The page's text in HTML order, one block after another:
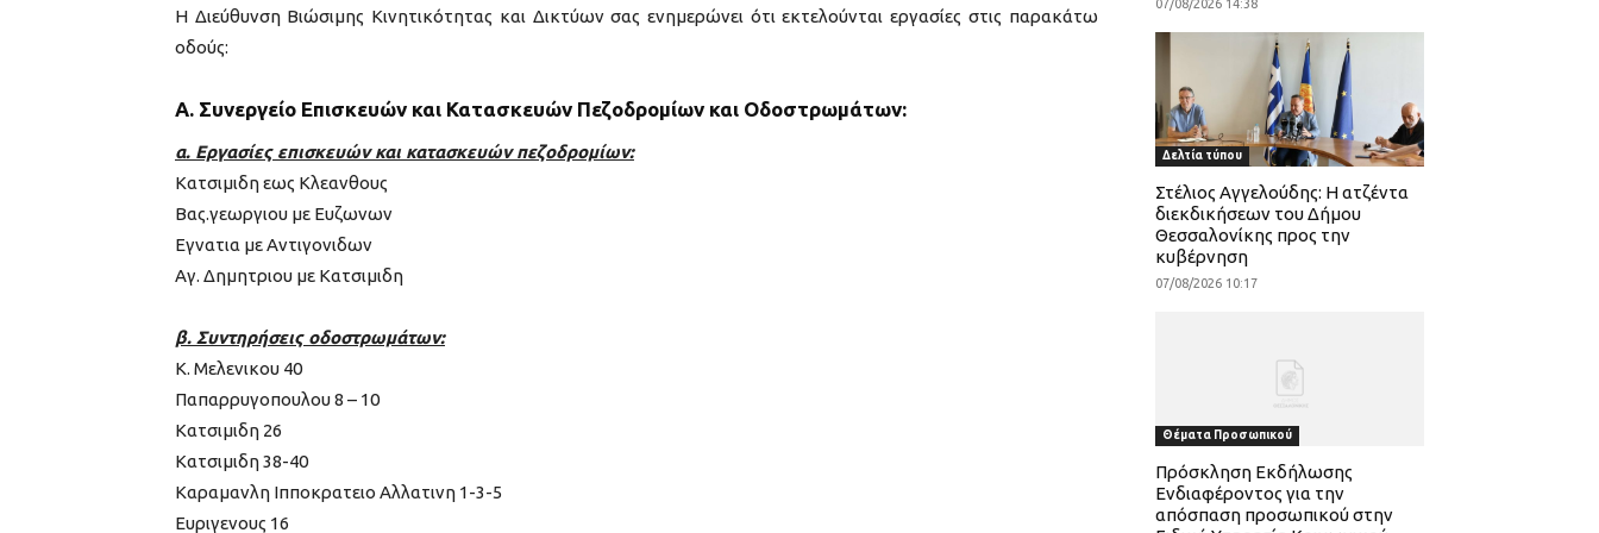
Η Διεύθυνση Βιώσιμης Κινητικότητας και Δικτύων σας ενημερώνει ότι εκτελούνται εργασίες στις παρακάτω
οδούς:
Α. Συνεργείο Επισκευών και Κατασκευών Πεζοδρομίων και Οδοστρωμάτων:
α. Εργασίες επισκευών και κατασκευών πεζοδρομίων:
Κατσιμιδη εως Kλεανθους
Βας.γεωργιου με Eυζωνων
Εγνατια με Aντιγονιδων
Αγ. Δημητριου με Kατσιμιδη
β. Συντηρήσεις οδοστρωμάτων:
Κ. Μελενικου 40
Παπαρρυγοπουλου 8 – 10
Κατσιμιδη 26
Κατσιμιδη 38-40
Καραμανλη Iπποκρατειο Αλλατινη 1-3-5
Ευριγενους 16
07/08/2026 14:38
Δελτία τύπου
Στέλιος Αγγελούδης: Η ατζέντα
διεκδικήσεων του Δήμου
Θεσσαλονίκης προς την
κυβέρνηση
07/08/2026 10:17
Θέματα Προσωπικού
Πρόσκληση Εκδήλωσης
Ενδιαφέροντος για την
απόσπαση προσωπικού στην